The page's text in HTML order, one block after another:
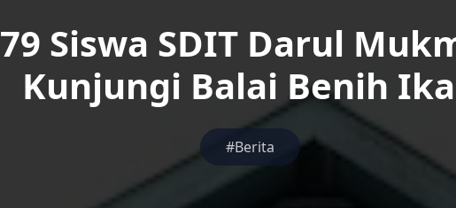
79 Siswa SDIT Darul
Kunjungi Balai Benih
#Berita